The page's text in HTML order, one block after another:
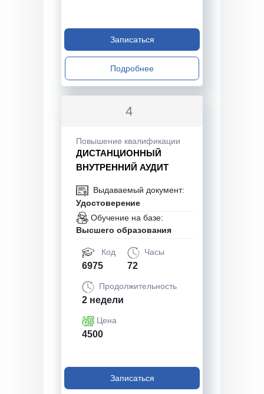
Записаться
Подробнее
4
Повышение квалификации
ДИСТАНЦИОННЫЙ
ВНУТРЕННИЙ АУДИТ
Выдаваемый документ:
Удостоверение
Обучение на базе:
Высшего образования
Код
6975
Часы
72
Продолжительность
2 недели
Цена
4500
Записаться